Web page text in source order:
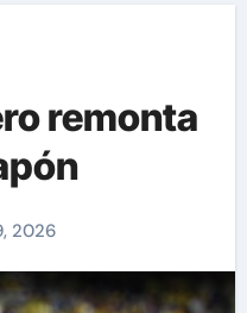
remonta
2026